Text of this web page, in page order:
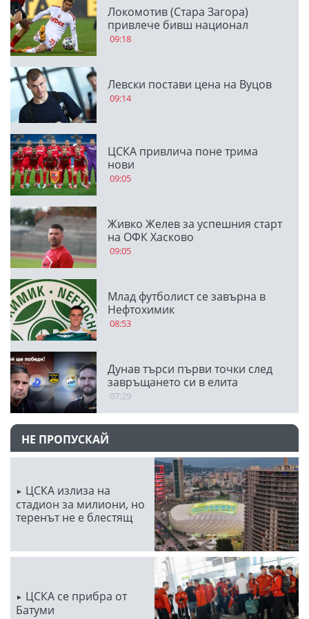
Локомотив (Стара Загора)
привлече бивш национал
09:18
Левски постави цена на Вуцов
09:14
ЦСКА привлича поне трима
нови
09:05
Живко Желев за успешния старт
на ОФК Хасково
09:05
Млад футболист се завърна в
Нефтохимик
08:53
Дунав търси първи точки след
завръщането си в елита
07:29
НЕ ПРОПУСКАЙ
ЦСКА излиза на
стадион за милиони, но
теренът не е блестящ
ЦСКА се прибра от
Батуми